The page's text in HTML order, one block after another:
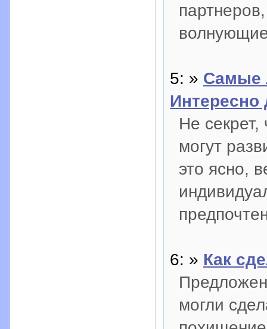
5: » Самые
Не секрет,
могут
это ясно,
6: » Как
могли